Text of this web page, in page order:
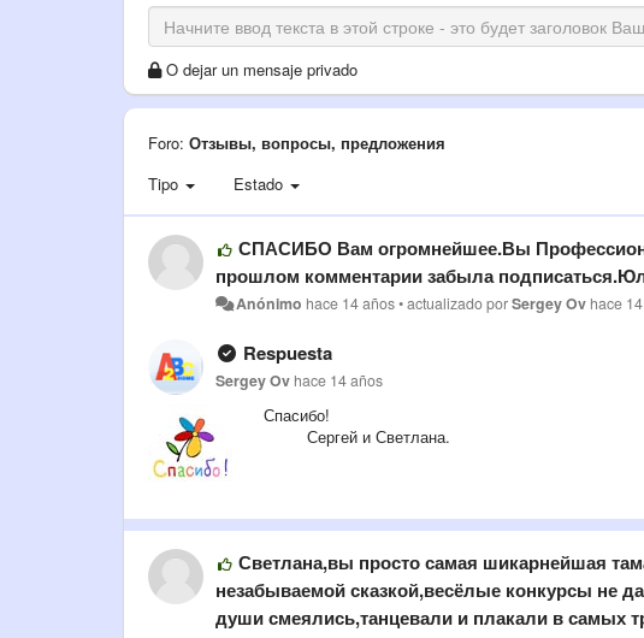
O dejar un mensaje privado
Foro: Отзывы, вопросы, предложения
Tipo
Estado
СПАСИБО Вам огромнейшее.Вы
прошлом комментарии забыла
Anónimo hace 14 años•actualizado porSergey Ov hace
Respuesta
Sergey Ov hace 14 años
Спасибо!
Сергей и Светлана.
Светлана,вы просто самая шикарнейшая
незабываемой сказкой,весёлые конкурсы не
души смеялись,танцевали и плакали в самых